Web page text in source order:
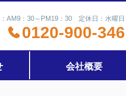
AM9：30～PM19：30 定休日：水曜日
0120-900-346
会社概要